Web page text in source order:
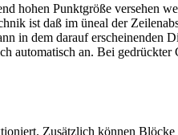
hohen Punktgröße versehen
ist daß im üneal der
in dem darauf erscheinenden
automatisch an. Bei gedrückter
Zusätzlich können Blöcke